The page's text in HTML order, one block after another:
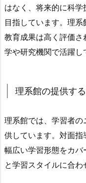
はなく、将来的に科
目指しています。理
教育成果は高く評価
学や研究機関で活躍し
理系館の提供す
理系館では、学習者
供しています。対面指
幅広い学習形態をカ
と学習スタイルに合わ